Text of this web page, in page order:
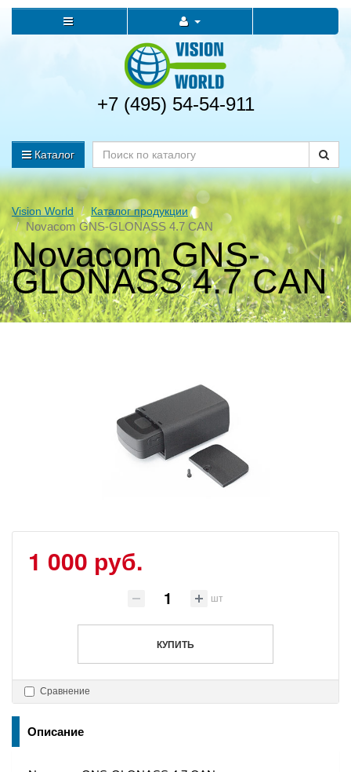
+7 (495) 54-54-911
Каталог
Vision World Каталог продукции
Novacom GNS-GLONASS 4.7 CAN
Novacom GNS-
GLONASS 4.7 CAN
1 000 руб.
шт
КУПИТЬ
Сравнение
Описание